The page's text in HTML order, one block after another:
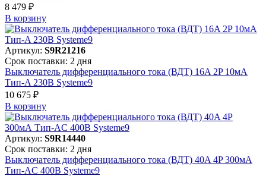
8 479 ₽
В корзинy
Артикул: S9R21216
Срок поставки: 2 дня
Выключатель дифференциального тока (ВДТ) 16A 2P 10мА
Тип-A 230В Systeme9
10 675 ₽
В корзинy
Артикул: S9R14440
Срок поставки: 2 дня
Выключатель дифференциального тока (ВДТ) 40A 4P 300мА
Тип-AC 400В Systeme9